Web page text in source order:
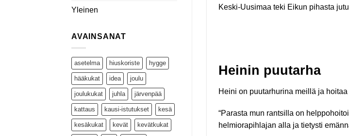
Yleinen
AVAINSANAT
asetelma hiuskoriste hygge
hääkukat idea joulu
joulukukat juhla järvenpää
kattaus kausi-istutukset kesä
kesäkukat kevät kevätkukat
Keski-Uusimaa teki Eikun pihasta
Heinin puutarha
Heini on puutarhurina meillä ja
“Parasta mun rantsilla on
helmiorapihlajan alla ja tietysti